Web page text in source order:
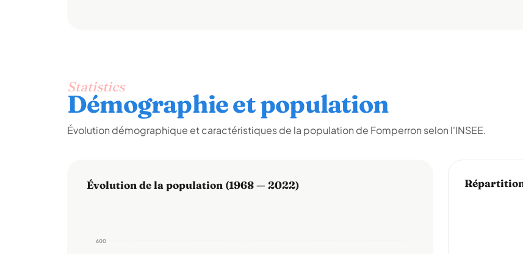
Statistics
Démographie et population
Évolution démographique et caractéristiques de la population de Fomperron selon l'INSEE.
Évolution de la population (1968 — 2022)
600